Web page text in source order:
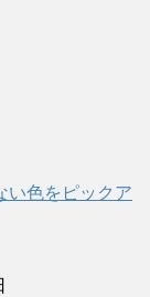
い色をピックア